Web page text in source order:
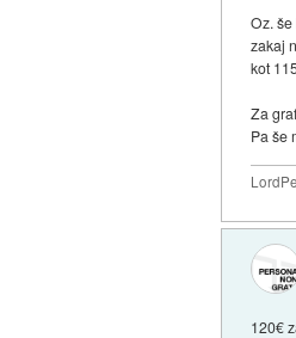
Oz.
zakaj
kot
Za
Pa še
120€